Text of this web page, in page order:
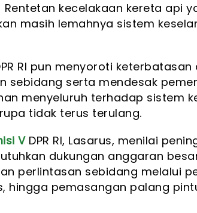
Rentetan kecelakaan kereta api
masih lemahnya sistem
RI pun menyoroti
sebidang serta mendesak
menyeluruh terhadap sistem
tidak terus terulang.
VDPR RI, Lasarus, menilai
dukungan anggaran
perlintasan sebidang melalui
hingga pemasangan palang